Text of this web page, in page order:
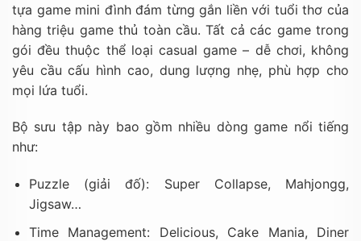
tựa game mini đình đám từng gắn liền với tuổi thơ của
hàng triệu game thủ toàn cầu. Tất cả các game trong
gói đều thuộc thể loại casual game – dễ chơi, không
yêu cầu cấu hình cao, dung lượng nhẹ, phù hợp cho
mọi lứa tuổi.
Bộ sưu tập này bao gồm nhiều dòng game nổi tiếng
như:
Puzzle (giải đố): Super Collapse, Mahjongg,
Jigsaw…
Time Management: Delicious, Cake Mania, Diner